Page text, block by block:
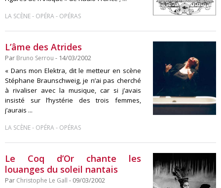
LA SCÈNE- OPÉRA- OPÉRAS
L’âme des Atrides
Par Bruno Serrou - 14/03/2002
« Dans mon Elektra, dit le metteur en scène
Stéphane Braunschweig, je n’ai pas cherché
à rivaliser avec la musique, car si j’avais
insisté sur l’hystérie des trois femmes,
j’aurais ...
LA SCÈNE- OPÉRA- OPÉRAS
Le Coq d’Or chante les
louanges du soleil nantais
Par Christophe Le Gall - 09/03/2002